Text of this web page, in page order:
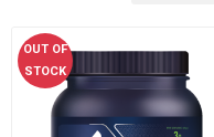
OUT OF
STOCK